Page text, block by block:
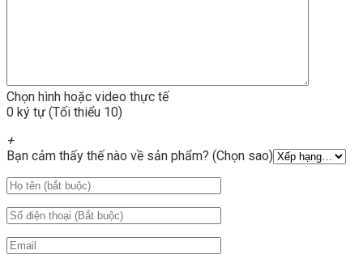
Chọn hình hoặc video thực tế
0 ký tự (Tối thiểu 10)
+
Bạn cảm thấy thế nào về sản phẩm? (Chọn sao)